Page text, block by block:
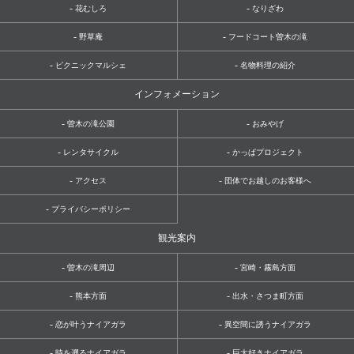
-花むしろ -なりざわ
-野草庵 - フードコート曽木の滝
- ピクニックマルシェ -名物料理の紹介
インフォメーション
-曽木の滝公園 - おみやげ
- レンタサイクル -かっぱプロジェクト
- アクセス - 団体でお越しのお客様へ
- プライバシーポリシー
観光案内
-曽木の滝周辺 -宮崎・霧島方面
-熊本方面 -出水・さつま町方面
-恋が叶うナイアガラ -異空間に誘うナイアガラ